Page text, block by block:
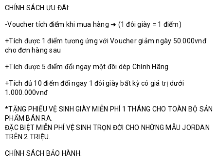
CHÍNH SÁCH ƯU ĐÃI:
-Voucher tích điểm khi mua hàng ➜ (1 đôi giày = 1 điểm)
+Tích được 1 điểm tương ứng với Voucher giảm ngày 50.000vnđ
cho đơn hàng sau
+Tích được 5 điểm đổi ngay một đôi dép Chính Hãng
+Tích đủ 10 điểm đổi ngay 1 đôi giày bất kỳ có giá trị dưới
1.000.000vnđ
*TẶNG PHIẾU VỆ SINH GIÀY MIỄN PHÍ 1 THÁNG CHO TOÀN BỘ SẢN
PHẨM BÁN RA.
ĐẶC BIỆT MIỄN PHÍ VỆ SINH TRỌN ĐỜI CHO NHỮNG MẪU JORDAN
TRÊN 2 TRIỆU.
CHÍNH SÁCH BẢO HÀNH: